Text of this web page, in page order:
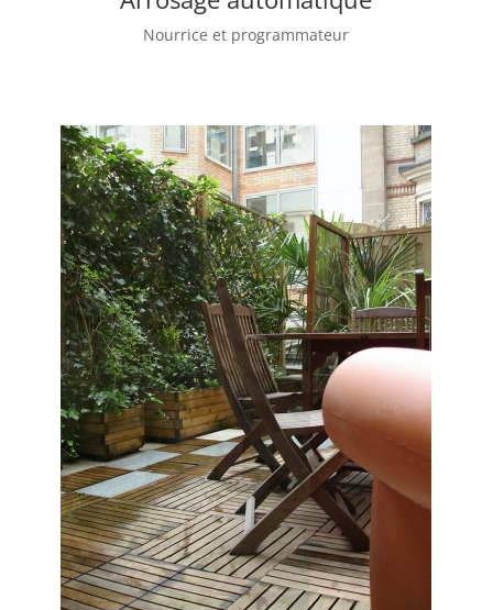
Nourrice et programmateur